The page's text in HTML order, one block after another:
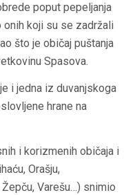
poput pepeljanja
onih koji su se zadržali
što je običaj puštanja
Spasova.
i jedna iz duvanjskoga
hrane na
i korizmenih običaja i
Orašju,
Varešu…) snimio